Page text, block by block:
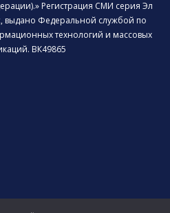
Регистрация СМИ серия Эл
выдано Федеральной службой по
технологий и массовых
ВК49865